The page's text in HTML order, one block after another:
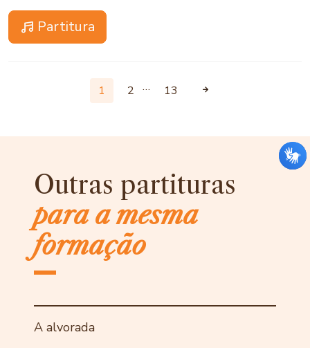
Partitura
1 2 … 13
Outras partituras
para a mesma
formação
A alvorada